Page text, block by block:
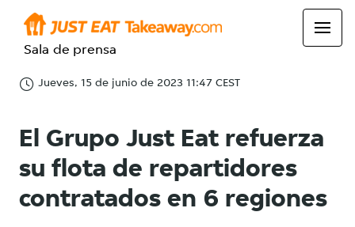
Sala de prensa
Jueves, 15 de junio de 2023 11:47 CEST
El Grupo Just Eat refuerza
su flota de repartidores
contratados en 6 regiones